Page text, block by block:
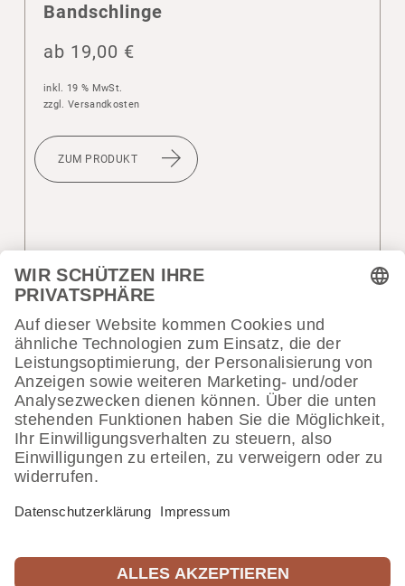
Band­sch­linge
ab 19,00 €
inkl. 19 % MwSt.
zzgl. Versandkosten
ZUM PRODUKT